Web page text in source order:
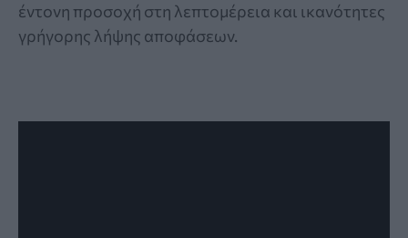
έντονη προσοχή στη λεπτομέρεια και ικανότητες
γρήγορης λήψης αποφάσεων.